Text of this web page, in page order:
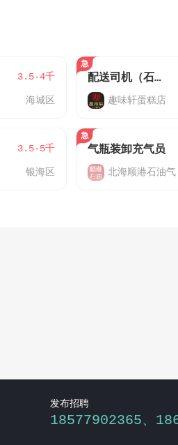
3.5-4千
海城区
配送司机（石康）
趣味轩蛋糕店
3.5-5千
银海区
气瓶装卸充气员
北海顺港石油气
发布招聘
18577902365、